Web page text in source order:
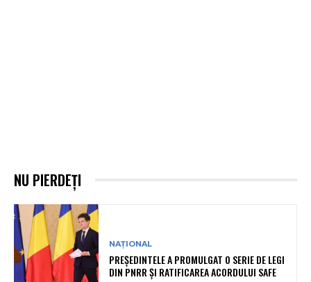
NU PIERDEȚI
NAȚIONAL
PREȘEDINTELE A PROMULGAT O SERIE DE LEGI
DIN PNRR ȘI RATIFICAREA ACORDULUI SAFE